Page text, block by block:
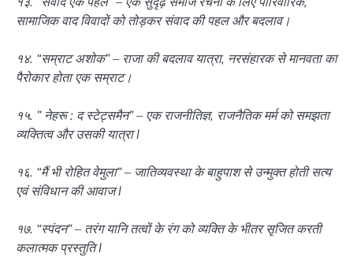
सामाजिक वाद विवादों को तोड़कर संवाद की पहल और बदलाव।
१४. “सम्राट अशोक” – राजा की बदलाव यात्रा, नरसंहारक से मानवता का
पैरोकार होता एक सम्राट।
१५. ” नेहरू : द स्टेट्समैन” – एक राजनीतिज्ञ, राजनैतिक मर्म को समझता
व्यक्तित्व और उसकी यात्रा l
१६. “मैं भी रोहित वेमुला” – जातिव्यवस्था के बाहुपाश से उन्मुक्त होती सत्य
एवं संविधान की आवाज l
१७. “स्पंदन” – तरंग यानि तत्वों के रंग को व्यक्ति के भीतर सृजित करती
कलात्मक प्रस्तुति l